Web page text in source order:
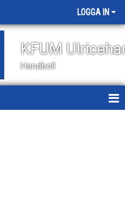
LOGGA IN
KFUM
Handboll